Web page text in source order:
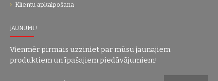
Klientu apkalpošana
JAUNUMI!
Vienmēr pirmais uzziniet par mūsu jaunajiem
produktiem un īpašajiem piedāvājumiem!